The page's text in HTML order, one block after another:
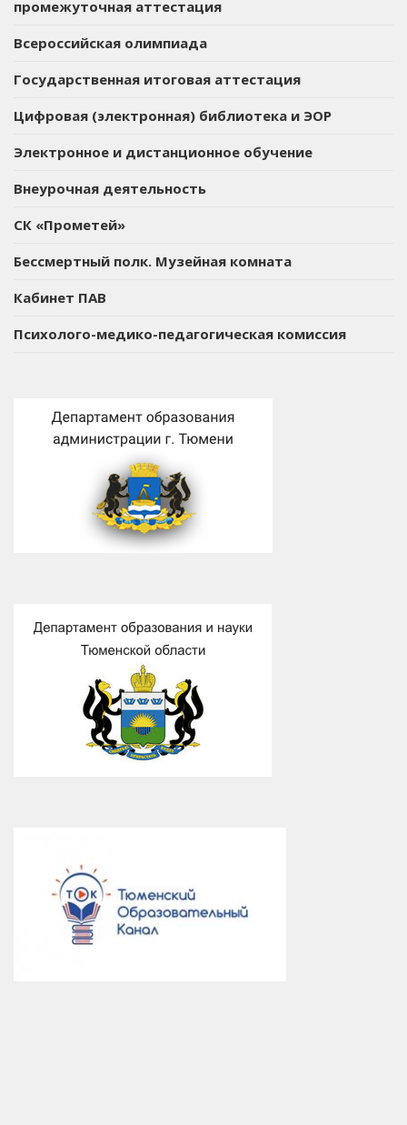
промежуточная аттестация
Всероссийская олимпиада
Государственная итоговая аттестация
Цифровая (электронная) библиотека и ЭОР
Электронное и дистанционное обучение
Внеурочная деятельность
СК «Прометей»
Бессмертный полк. Музейная комната
Кабинет ПАВ
Психолого-медико-педагогическая комиссия